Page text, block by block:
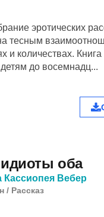
эротических
тесным
и количествах.
до восемнадц...
оба
Вебер
/ Рассказ